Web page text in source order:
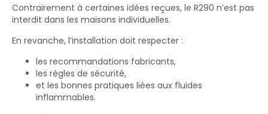
Contrairement à certaines idées reçues, le R290 n’est pas
interdit dans les maisons individuelles.
En revanche, l’installation doit respecter :
les recommandations fabricants,
les règles de sécurité,
et les bonnes pratiques liées aux fluides
inflammables.